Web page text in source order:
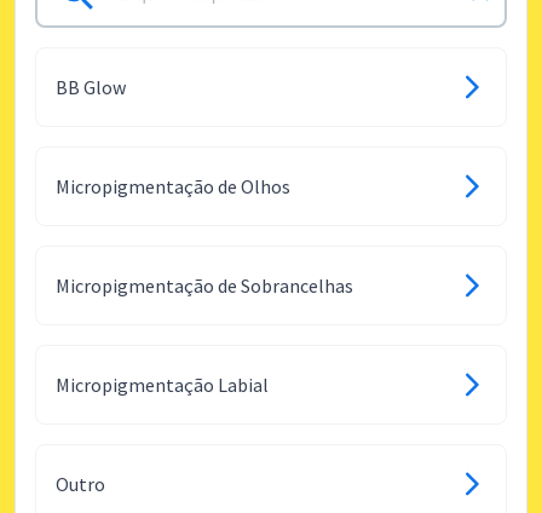
BB Glow
Micropigmentação de Olhos
Micropigmentação de Sobrancelhas
Micropigmentação Labial
Outro